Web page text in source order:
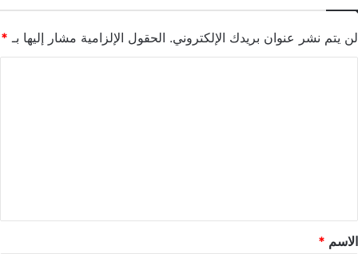
لن يتم نشر عنوان بريدك الإلكتروني. الحقول الإلزامية مشار إليها بـ *
*
الاسم *